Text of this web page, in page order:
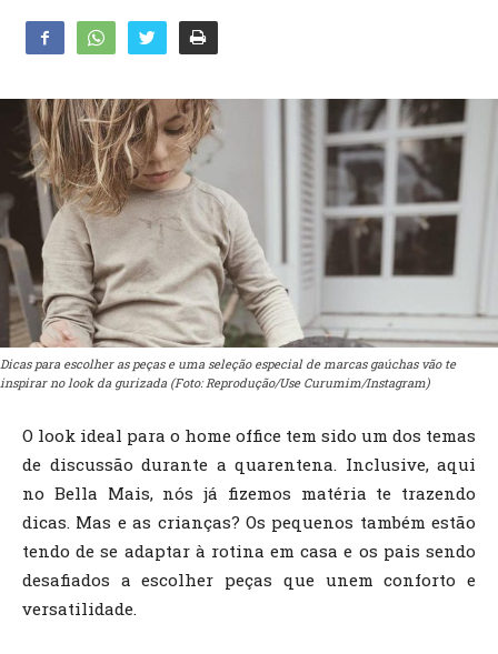
Dicas para escolher as peças e uma seleção especial de marcas gaúchas vão te
inspirar no look da gurizada (Foto: Reprodução/Use Curumim/Instagram)
O look ideal para o home office tem sido um dos temas
de discussão durante a quarentena. Inclusive, aqui
no Bella Mais, nós já fizemos matéria te trazendo
dicas. Mas e as crianças? Os pequenos também estão
tendo de se adaptar à rotina em casa e os pais sendo
desafiados a escolher peças que unem conforto e
versatilidade.